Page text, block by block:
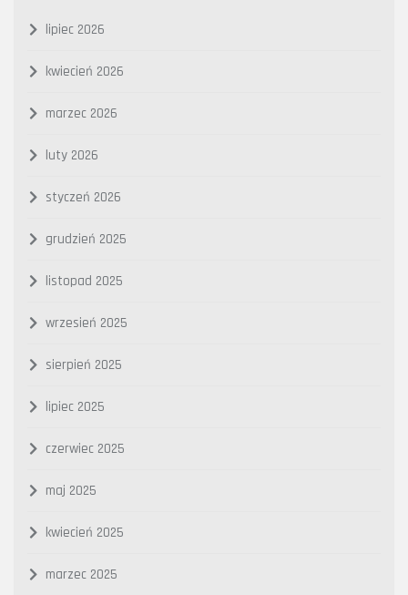
lipiec 2026
kwiecień 2026
marzec 2026
luty 2026
styczeń 2026
grudzień 2025
listopad 2025
wrzesień 2025
sierpień 2025
lipiec 2025
czerwiec 2025
maj 2025
kwiecień 2025
marzec 2025